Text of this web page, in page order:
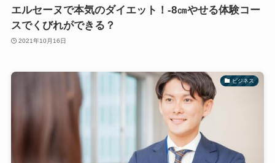
エルセーヌで本気のダイエット！-8㎝やせる体験コー
スでくびれができる？
2021年10月16日
ビジネス